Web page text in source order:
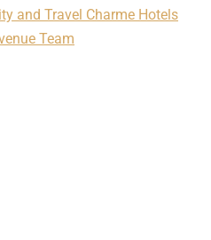
and Travel Charme Hotels
Team